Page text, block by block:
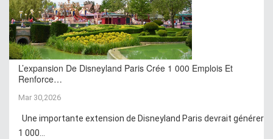
L’expansion De Disneyland Paris Crée 1 000 Emplois Et
Renforce…
Mar 30,2026
Une importante extension de Disneyland Paris devrait générer
1 000...